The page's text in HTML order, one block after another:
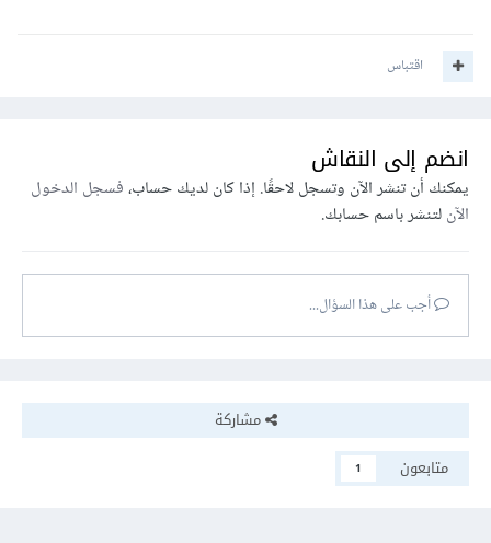
اقتباس
انضم إلى النقاش
يمكنك أن تنشر الآن وتسجل لاحقًا. إذا كان لديك حساب،فسجل الدخول
الآنلتنشر باسم حسابك.
أجب على هذا السؤال...
مشاركة
متابعون
1